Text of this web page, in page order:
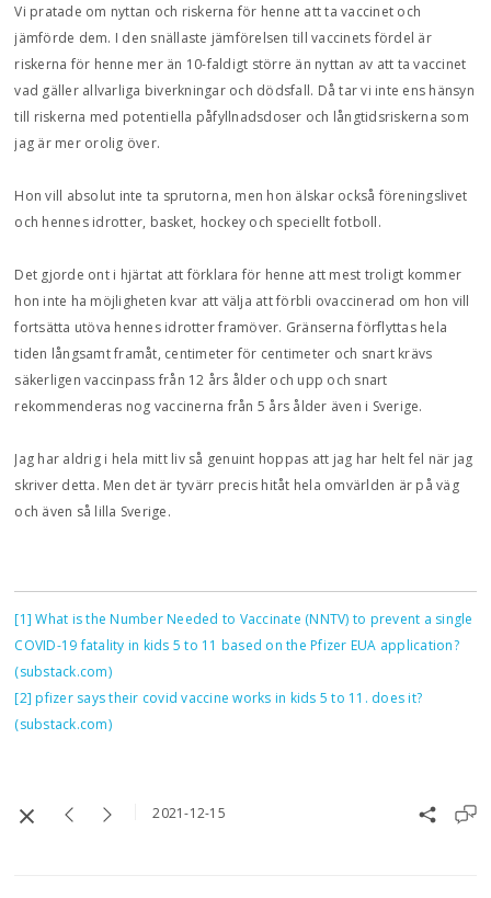
Vi pratade om nyttan och riskerna för henne att ta vaccinet och
jämförde dem. I den snällaste jämförelsen till vaccinets fördel är
riskerna för henne mer än 10-faldigt större än nyttan av att ta vaccinet
vad gäller allvarliga biverkningar och dödsfall. Då tar vi inte ens hänsyn
till riskerna med potentiella påfyllnadsdoser och långtidsriskerna som
jag är mer orolig över.
Hon vill absolut inte ta sprutorna, men hon älskar också föreningslivet
och hennes idrotter, basket, hockey och speciellt fotboll.
Det gjorde ont i hjärtat att förklara för henne att mest troligt kommer
hon inte ha möjligheten kvar att välja att förbli ovaccinerad om hon vill
fortsätta utöva hennes idrotter framöver. Gränserna förflyttas hela
tiden långsamt framåt, centimeter för centimeter och snart krävs
säkerligen vaccinpass från 12 års ålder och upp och snart
rekommenderas nog vaccinerna från 5 års ålder även i Sverige.
Jag har aldrig i hela mitt liv så genuint hoppas att jag har helt fel när jag
skriver detta. Men det är tyvärr precis hitåt hela omvärlden är på väg
och även så lilla Sverige.
[1] What is the Number Needed to Vaccinate (NNTV) to prevent a single
COVID-19 fatality in kids 5 to 11 based on the Pfizer EUA application?
(substack.com)
[2] pfizer says their covid vaccine works in kids 5 to 11. does it?
(substack.com)
2021-12-15